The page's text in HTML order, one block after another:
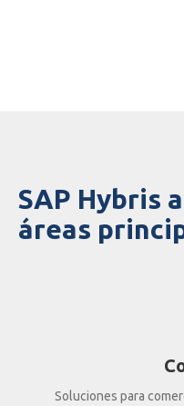
SAP Hybris
áreas
Soluciones para